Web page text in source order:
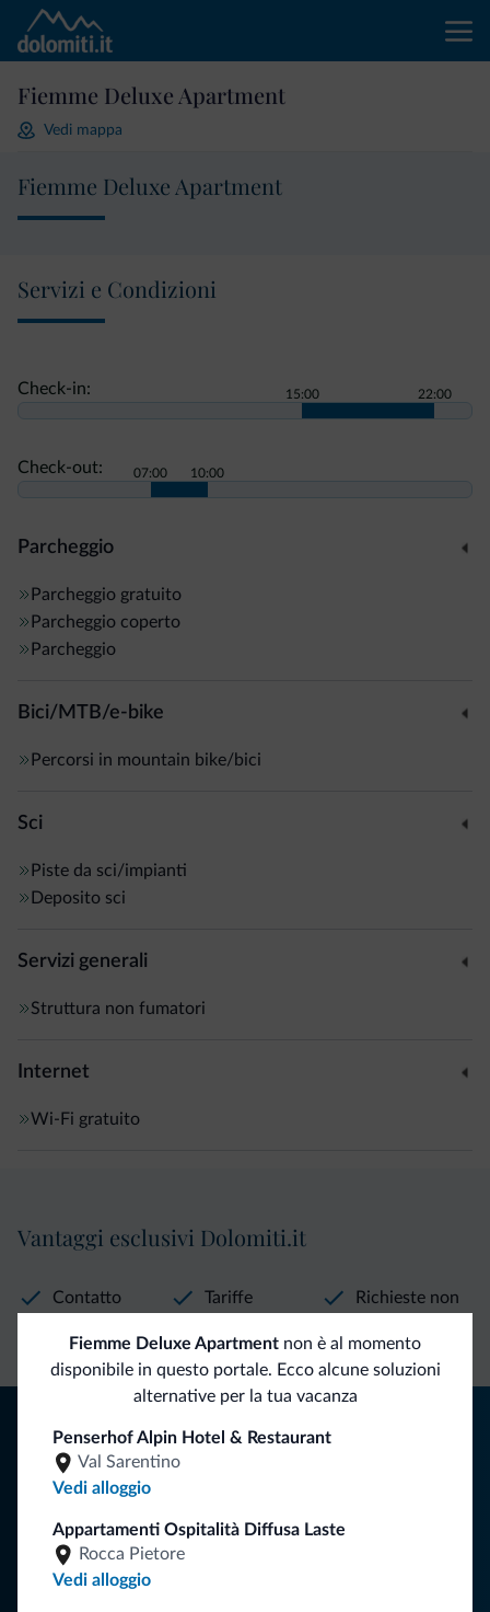
Fiemme Deluxe Apartment
Vedi mappa
Fiemme Deluxe Apartment
Servizi e Condizioni
Check-in: 15:00 22:00
Check-out: 07:00 10:00
Parcheggio
Parcheggio gratuito
Parcheggio coperto
Parcheggio
Bici/MTB/e-bike
Percorsi in mountain bike/bici
Sci
Piste da sci/impianti
Deposito sci
Servizi generali
Struttura non fumatori
Internet
Wi-Fi gratuito
Fiemme Deluxe Apartment non è al momento
disponibile in questo portale. Ecco alcune soluzioni
alternative per la tua vacanza
Penserhof Alpin Hotel & Restaurant
Val Sarentino
Vedi alloggio
Appartamenti Ospitalità Diffusa Laste
Rocca Pietore
Vedi alloggio
Vantaggi esclusivi Dolomiti.it
Contatto
Tariffe
Richieste non
Riceverai informazioni, offerte esclusive e news per la tua
ISCRIVITI ALLA NEWSLETTER